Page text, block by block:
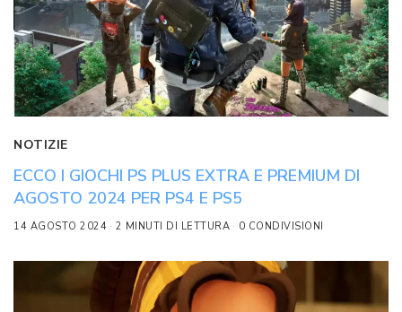
NOTIZIE
ECCO I GIOCHI PS PLUS EXTRA E PREMIUM DI
AGOSTO 2024 PER PS4 E PS5
14 AGOSTO 2024 2 MINUTI DI LETTURA 0 CONDIVISIONI